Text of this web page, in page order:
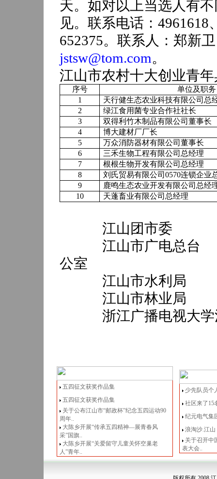
天。如对以上当选人有
见。联系电话： 4961618
652375。联系人：郑新
jstsw@tom.com。
江山市农村十大创业青
序号
单位及职务
1
天行健生态农业科技有限公司总
2
绿江食用菌专业合作社社长
3
双得利竹木制品有限公司董事长
4
博大建材厂厂长
5
万众消防器材有限公司董事长
6
三禾生物工程有限公司总经理
7
根根生物开发有限公司总经理
8
刘氏贸易有限公司0570连锁企业
9
鹿鸣生态农业开发有限公司总经
10
天蓬畜业有限公司总经理
江山团市委
江山市广电总台
公室
江山市水利局
江山市林业局
浙江广播电视大
五四征文获奖作品集
五四征文获奖作品集
关于公布江山市“邮政杯”纪念五四运动90
周年..
大陈乡开展“传承五四精神—展青春风
采”国旗..
大陈乡开展“关爱留守儿童关怀空巢老
人”青年..
少先队员个
社区来了15
纪元电气集
浪淘沙.江山
关于召开中
表大会..